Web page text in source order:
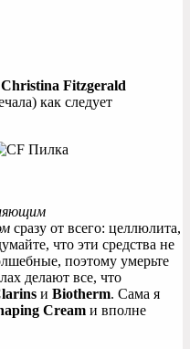
Christina Fitzgerald
как следует
сразу от всего: целлюлита,
что эти средства не
поэтому умерьте
делают все, что
и Biotherm. Сама я
Cream и вполне